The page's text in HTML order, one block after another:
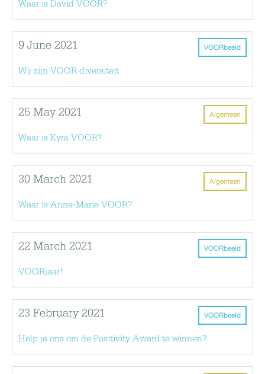
Waar is David VOOR?
VOORbeeld
9 June 2021
Wij zijn VOOR diversiteit
Algemeen
25 May 2021
Waar is Kyra VOOR?
Algemeen
30 March 2021
Waar is Anne-Marie VOOR?
VOORbeeld
22 March 2021
VOORjaar!
VOORbeeld
23 February 2021
Help je ons om de Positivity Award te winnen?